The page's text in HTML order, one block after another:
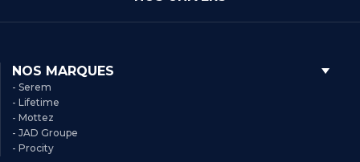
NOS MARQUES
- Serem
- Lifetime
- Mottez
- JAD Groupe
- Procity